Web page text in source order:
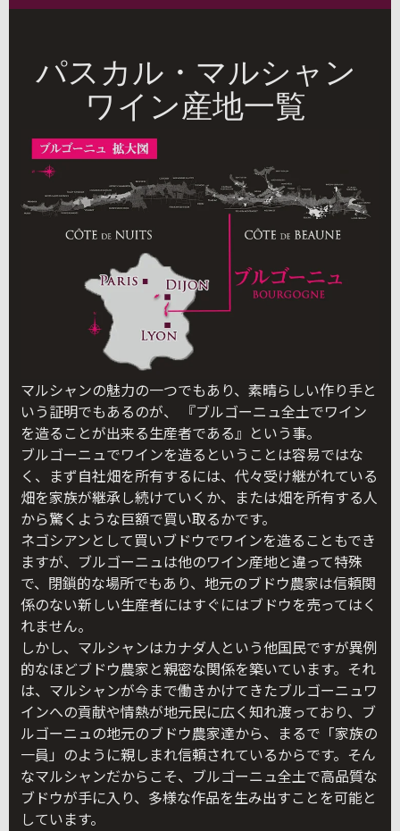
パスカル・マルシャン
ワイン産地一覧
マルシャンの魅力の一つでもあり、素晴らしい作り手と
いう証明でもあるのが、 『ブルゴーニュ全土でワイン
を造ることが出来る生産者である』という事。
ブルゴーニュでワインを造るということは容易ではな
く、まず自社畑を所有するには、代々受け継がれている
畑を家族が継承し続けていくか、または畑を所有する人
から驚くような巨額で買い取るかです。
ネゴシアンとして買いブドウでワインを造ることもでき
ますが、ブルゴーニュは他のワイン産地と違って特殊
で、閉鎖的な場所でもあり、地元のブドウ農家は信頼関
係のない新しい生産者にはすぐにはブドウを売ってはく
れません。
しかし、マルシャンはカナダ人という他国民ですが異例
的なほどブドウ農家と親密な関係を築いています。それ
は、マルシャンが今まで働きかけてきたブルゴーニュワ
インへの貢献や情熱が地元民に広く知れ渡っており、ブ
ルゴーニュの地元のブドウ農家達から、まるで「家族の
一員」のように親しまれ信頼されているからです。そん
なマルシャンだからこそ、ブルゴーニュ全土で高品質な
ブドウが手に入り、多様な作品を生み出すことを可能と
しています。